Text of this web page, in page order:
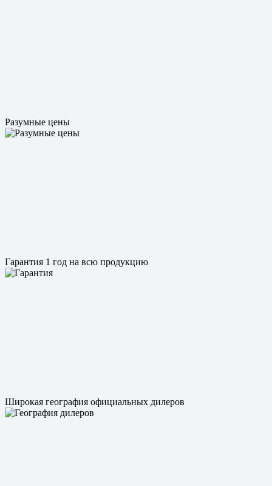
Разумные цены
Гарантия 1 год на всю продукцию
Широкая география официальных дилеров